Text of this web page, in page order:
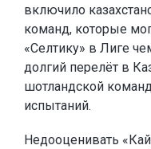
включило
команд, которые
«Селтику» в Лиге
долгий перелёт в
шотландской
испытаний.
Недооценивать